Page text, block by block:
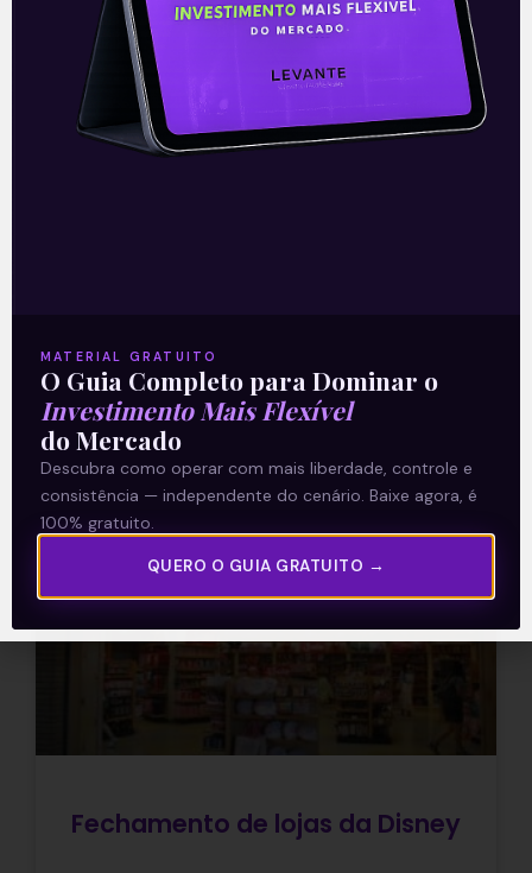
Resultado da Disney (DIS) do
2T21
Leia mais
13/08/2021
E EU COM ISSO
Fechamento de lojas da Disney
MATERIAL GRATUITO
O Guia Completo para Dominar o
Investimento Mais Flexível
do Mercado
Descubra como operar com mais liberdade, controle e
consistência — independente do cenário. Baixe agora, é
100% gratuito.
QUERO O GUIA GRATUITO →